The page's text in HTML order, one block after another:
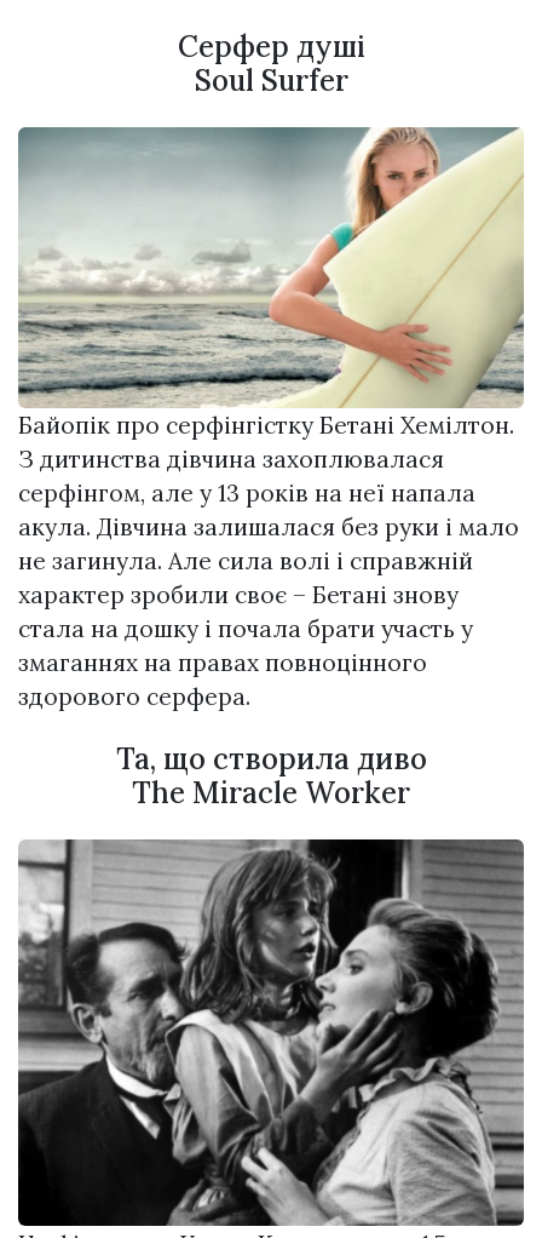
Серфер душі
Soul Surfer
Байопік про серфінгістку Бетані Хемілтон.
З дитинства дівчина захоплювалася
серфінгом, але у 13 років на неї напала
акула. Дівчина залишалася без руки і мало
не загинула. Але сила волі і справжній
характер зробили своє – Бетані знову
стала на дошку і почала брати участь у
змаганнях на правах повноцінного
здорового серфера.
Та, що створила диво
The Miracle Worker